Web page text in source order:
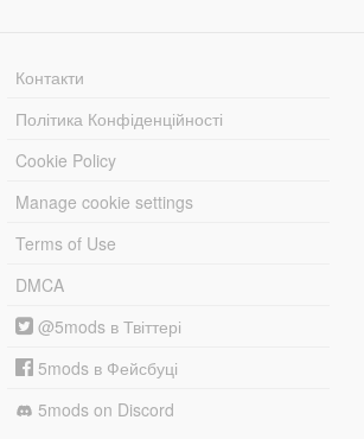
Контакти
Політика Конфіденційності
Cookie Policy
Manage cookie settings
Terms of Use
DMCA
@5mods в Твіттері
5mods в Фейсбуці
5mods on Discord